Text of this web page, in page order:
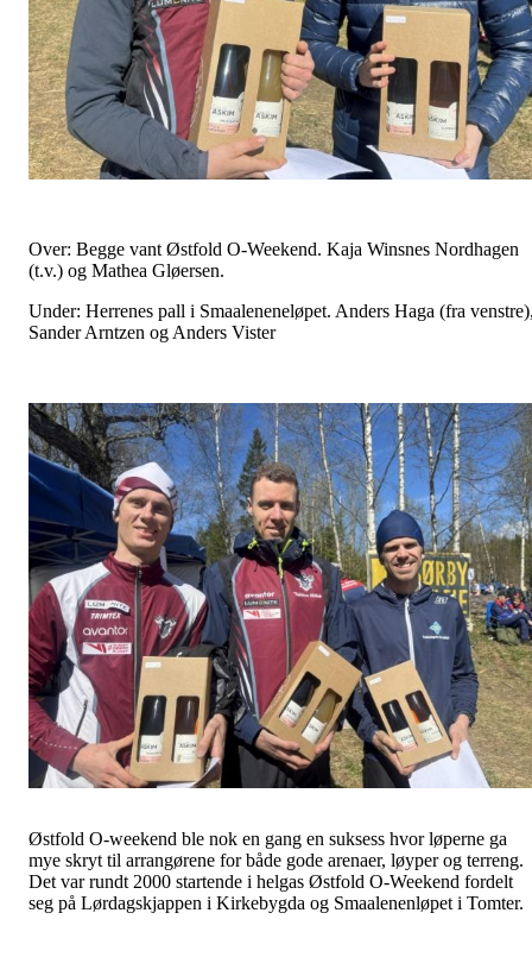
Over: Begge vant Østfold O-Weekend. Kaja Winsnes Nordhagen
(t.v.) og Mathea Gløersen.
Under: Herrenes pall i Smaaleneneløpet. Anders Haga (fra
Sander Arntzen og Anders Vister
Østfold O-weekend ble nok en gang en suksess hvor løperne ga
mye skryt til arrangørene for både gode arenaer, løyper og terreng.
Det var rundt 2000 startende i helgas Østfold O-Weekend fordelt
seg på Lørdagskjappen i Kirkebygda og Smaalenenløpet i Tomter.